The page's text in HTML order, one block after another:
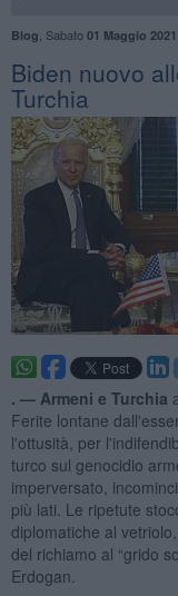
Blog Sabato 01 Maggio 2021
Biden nuovo
Turchia
. — Armeni e Turchia
Ferite lontane
l'ottusità, per
turco sul genocidio
imperversato,
più lati. Le ripetute
diplomatiche al
del richiamo al “grido
Erdogan.